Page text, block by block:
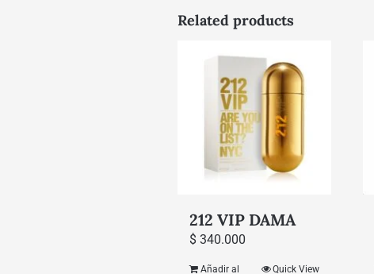
Related products
212 VIP DAMA
$ 340.000
Añadir al
Quick View